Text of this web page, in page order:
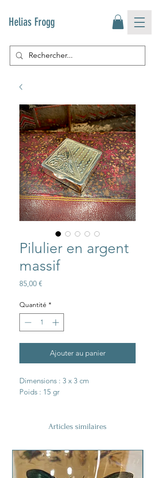
Helias Frogg
Pilulier en argent
massif
85,00 €Prix
Quantité *
Ajouter au panier
Dimensions : 3 x 3 cm
Poids : 15 gr
Articles similaires